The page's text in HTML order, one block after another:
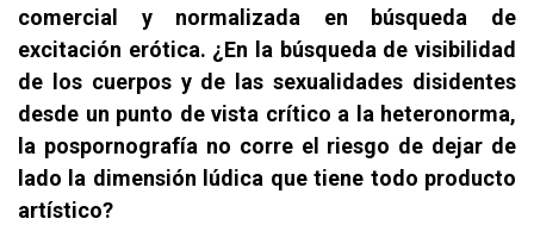
comercial y normalizada en búsqueda de
excitación erótica. ¿En la búsqueda de visibilidad
de los cuerpos y de las sexualidades disidentes
desde un punto de vista crítico a la heteronorma,
la pospornografía no corre el riesgo de dejar de
lado la dimensión lúdica que tiene todo producto
artístico?